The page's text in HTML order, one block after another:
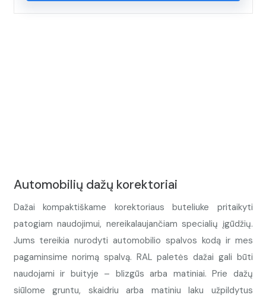
Automobilių dažų korektoriai
Dažai kompaktiškame korektoriaus buteliuke pritaikyti
patogiam naudojimui, nereikalaujančiam specialių įgūdžių.
Jums tereikia nurodyti automobilio spalvos kodą ir mes
pagaminsime norimą spalvą. RAL paletės dažai gali būti
naudojami ir buityje – blizgūs arba matiniai. Prie dažų
siūlome gruntu, skaidriu arba matiniu laku užpildytus